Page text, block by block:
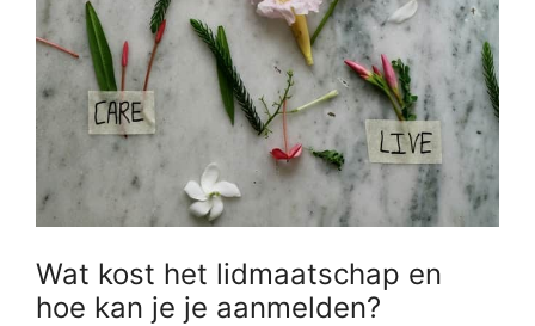
Wat kost het lidmaatschap en
hoe kan je je aanmelden?